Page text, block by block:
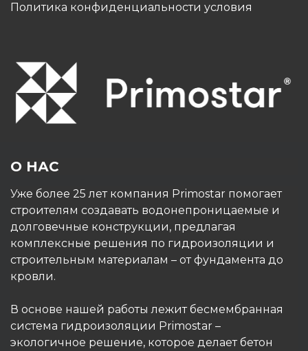
Политика конфиденциальности условия
О НАС
Уже более 25 лет компания Primostar помогает
строителям создавать водонепроницаемые и
долговечные конструкции, предлагая
комплексные решения по гидроизоляции и
строительным материалам – от фундамента до
кровли.
В основе нашей работы лежит бесмембранная
система гидроизоляции Primostar –
экологичное решение, которое делает бетон